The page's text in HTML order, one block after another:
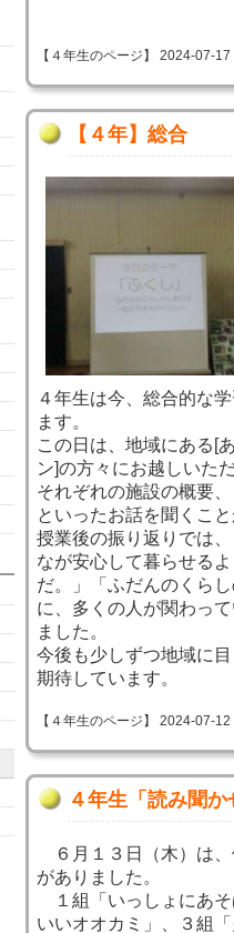
【４年生のページ】 2024-07-
【４年】総合
４年生は今、総合的な
ます。
この日は、地域にある[
ン]の方々にお越しいた
それぞれの施設の概要
といったお話を聞くこ
授業後の振り返りでは
なが安心して暮らせる
だ。」「ふだんのくら
に、多くの人が関わっ
ました。
今後も少しずつ地域に
期待しています。
【４年生のページ】 2024-07-
４年生「読み聞か
６月１３日（木）は、
がありました。
１組「いっしょにあそ
いいオオカミ」、３組